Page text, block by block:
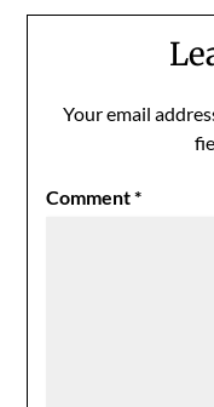
Your email
Comment*